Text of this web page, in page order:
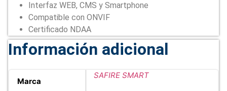
Interfaz WEB, CMS y Smartphone
Compatible con ONVIF
Certificado NDAA
Información adicional
Marca
SAFIRE SMART